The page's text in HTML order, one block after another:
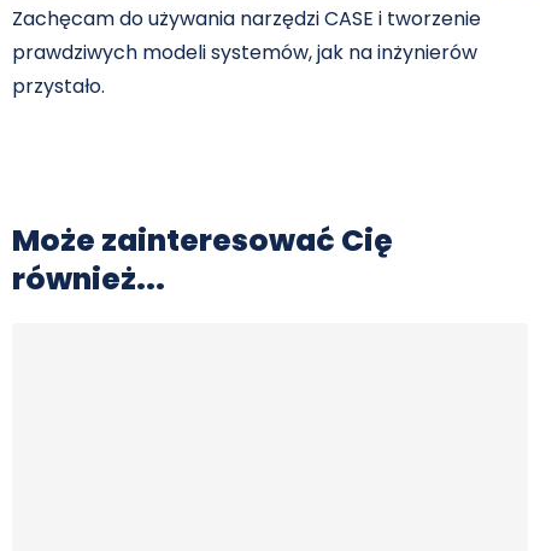
Zachęcam do używania narzędzi CASE i tworzenie
prawdziwych modeli systemów, jak na inżynierów
przystało.
Może zainteresować Cię
również...